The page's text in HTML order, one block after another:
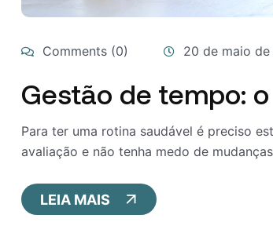
Comments (0) 20 de maio de
Gestão de tempo:
Para ter uma rotina saudável é preciso
avaliação e não tenha medo de
LEIA MAIS